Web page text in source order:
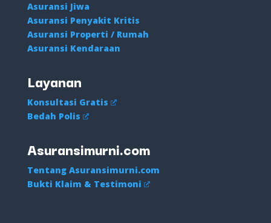
Asuransi Jiwa
Asuransi Penyakit Kritis
Asuransi Properti / Rumah
Asuransi Kendaraan
Layanan
Konsultasi Gratis
Bedah Polis
Asuransimurni.com
Tentang Asuransimurni.com
Bukti Klaim & Testimoni